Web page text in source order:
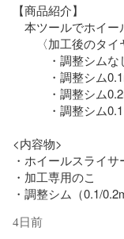
【商品紹介】
本ツールでホイー
〈加工後のタイ
・調整シムなし
・調整シム
・調整シム
・調整シム0.1
<内容物>
・ホイールスライ
・加工専用のこ　
・調整シム（0.1/
【注意事項】
4日前